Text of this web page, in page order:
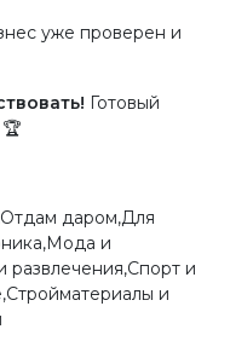
уже проверен и
Готовый
даром,Для
и
развлечения,Спорт и
и